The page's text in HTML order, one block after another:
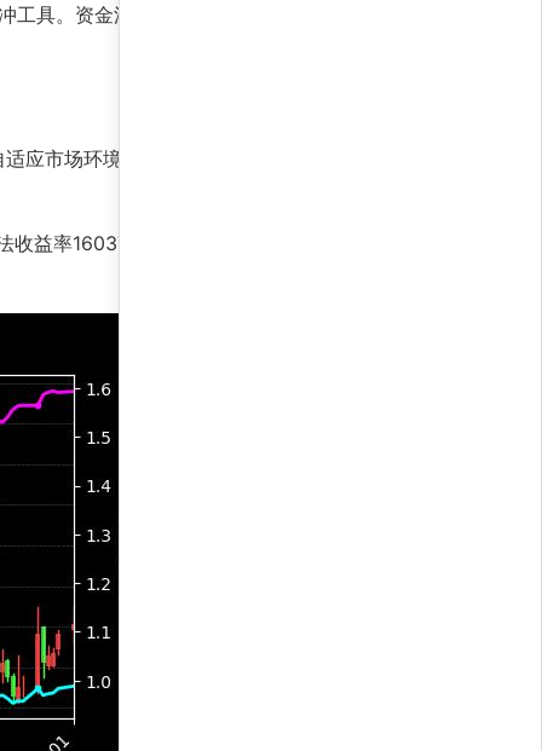
具。资金流向显示，大资金正加速涌入这一
应市场环境：通过实时优化持仓权重，在趋势
益率16037.1%凸显了策略超出市场基准的超